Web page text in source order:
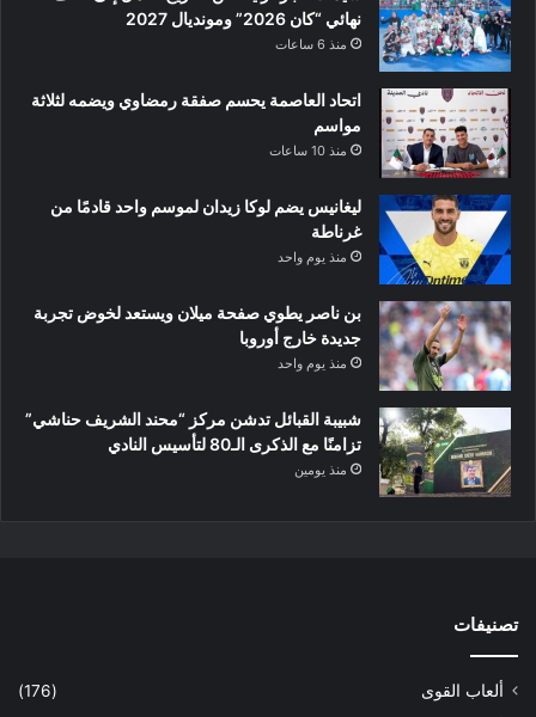
نهائي “كان 2026” ومونديال 2027
منذ 6 ساعات
اتحاد العاصمة يحسم صفقة رمضاوي ويضمه لثلاثة
مواسم
منذ 10 ساعات
ليغانيس يضم لوكا زيدان لموسم واحد قادمًا من
غرناطة
منذ يوم واحد
بن ناصر يطوي صفحة ميلان ويستعد لخوض تجربة
جديدة خارج أوروبا
منذ يوم واحد
شبيبة القبائل تدشن مركز “محند الشريف حناشي”
تزامنًا مع الذكرى الـ80 لتأسيس النادي
منذ يومين
تصنيفات
ألعاب القوى
(176)